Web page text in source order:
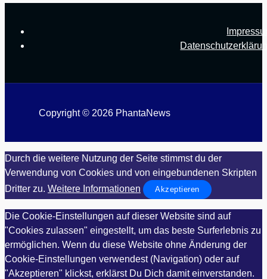
Copyright © 2026 PhantaNews
Durch die weitere Nutzung der Seite stimmst du der
Verwendung von Cookies und von eingebundenen Skripten
Dritter zu. Weitere Informationen Akzeptieren
Die Cookie-Einstellungen auf dieser Website sind auf
"Cookies zulassen" eingestellt, um das beste Surferlebnis zu
ermöglichen. Wenn du diese Website ohne Änderung der
Cookie-Einstellungen verwendest (Navigation) oder auf
"Akzeptieren" klickst, erklärst Du Dich damit einverstanden.